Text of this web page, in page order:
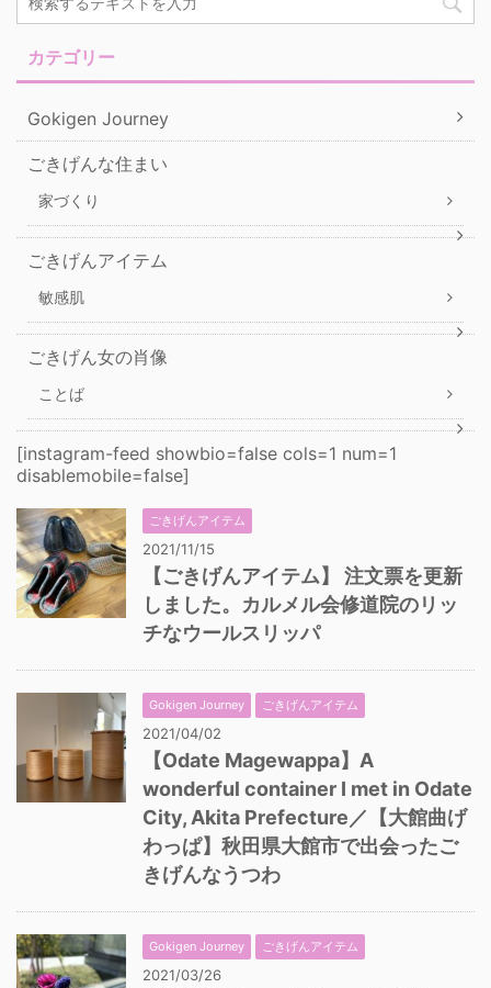
カテゴリー
Gokigen Journey
ごきげんな住まい
家づくり
ごきげんアイテム
敏感肌
ごきげん女の肖像
ことば
[instagram-feed showbio=false cols=1 num=1
disablemobile=false]
ごきげんアイテム
2021/11/15
【ごきげんアイテム】 注文票を更新
しました。カルメル会修道院のリッ
チなウールスリッパ
Gokigen Journey ごきげんアイテム
2021/04/02
【Odate Magewappa】A
wonderful container I met in Odate
City, Akita Prefecture／【大館曲げ
わっぱ】秋田県大館市で出会ったご
きげんなうつわ
Gokigen Journey ごきげんアイテム
2021/03/26